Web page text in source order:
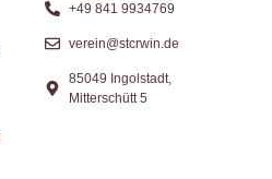
+49 841 9934769
verein@stcrwin.de
85049 Ingolstadt,
Mitterschütt 5